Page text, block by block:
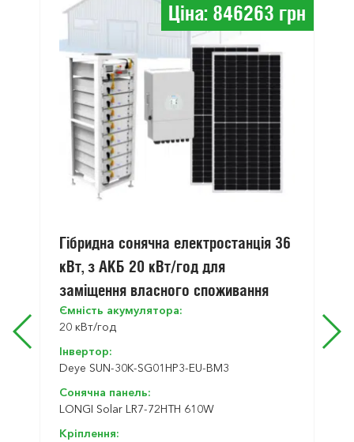
Ціна: 846263 грн
Гібридна сонячна електростанція 36
кВт, з АКБ 20 кВт/год для
заміщення власного споживання
Ємність акумулятора:
20 кВт/год
Інвертор:
Deye SUN-30K-SG01HP3-EU-BM3
Сонячна панель:
LONGI Solar LR7-72HTH 610W
Кріплення: